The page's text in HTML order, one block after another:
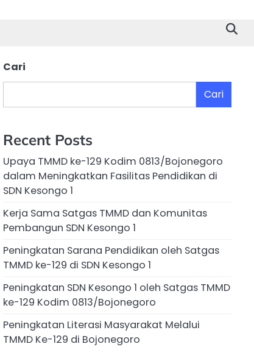
Cari
Cari
Recent Posts
Upaya TMMD ke-129 Kodim 0813/Bojonegoro
dalam Meningkatkan Fasilitas Pendidikan di
SDN Kesongo 1
Kerja Sama Satgas TMMD dan Komunitas
Pembangun SDN Kesongo 1
Peningkatan Sarana Pendidikan oleh Satgas
TMMD ke-129 di SDN Kesongo 1
Peningkatan SDN Kesongo 1 oleh Satgas TMMD
ke-129 Kodim 0813/Bojonegoro
Peningkatan Literasi Masyarakat Melalui
TMMD Ke-129 di Bojonegoro